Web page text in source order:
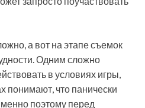
а вот на этапе съемок
Одним сложно
в условиях игры,
понимают, что панически
поэтому перед